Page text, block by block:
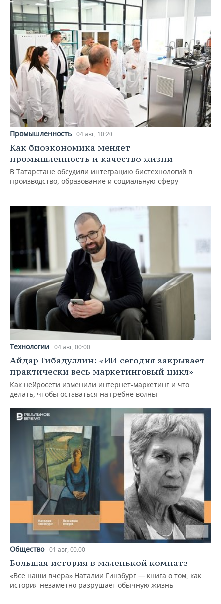
Промышленность 04 авг, 10:20
Как биоэкономика меняет
промышленность и качество жизни
В Татарстане обсудили интеграцию биотехнологий в
производство, образование и социальную сферу
Технологии 04 авг, 00:00
Айдар Гибадуллин: «ИИ сегодня закрывает
практически весь маркетинговый цикл»
Как нейросети изменили интернет-маркетинг и что
делать, чтобы оставаться на гребне волны
Общество 01 авг, 00:00
Большая история в маленькой комнате
«Все наши вчера» Наталии Гинзбург — книга о том, как
история незаметно разрушает обычную жизнь